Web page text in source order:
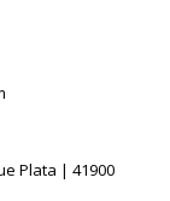
Plata | 41900